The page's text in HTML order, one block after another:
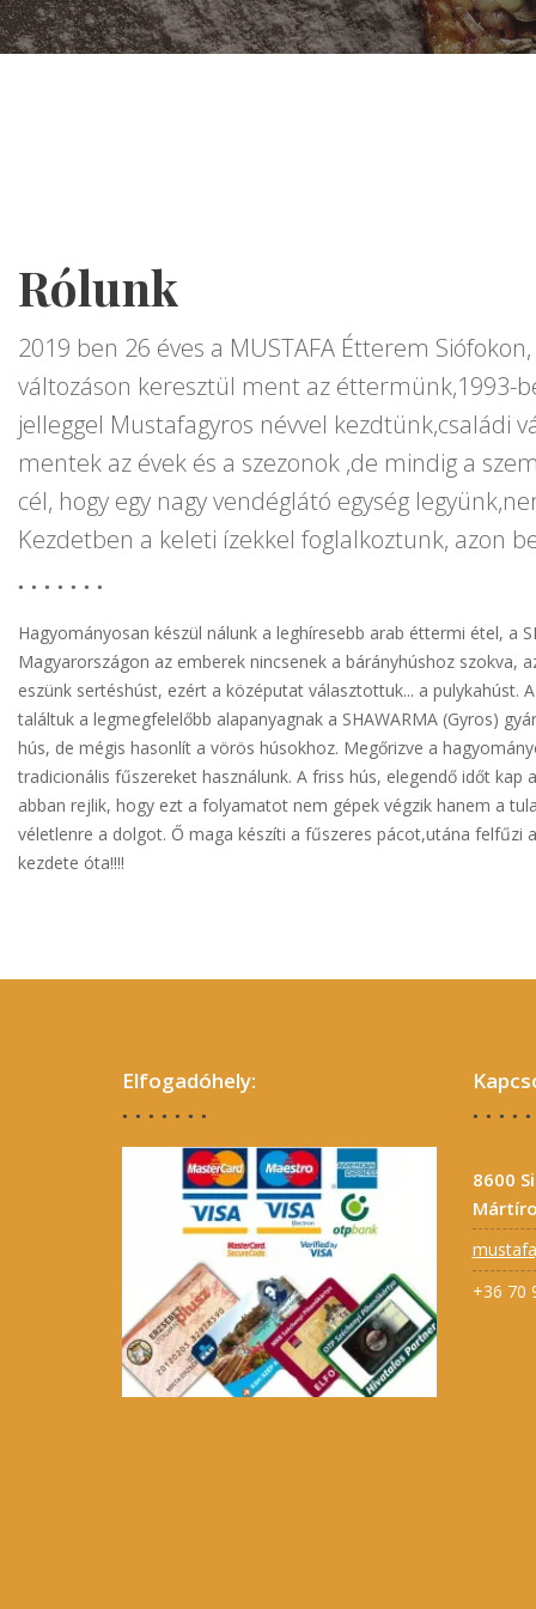
Rólunk
2019 ben 26 éves a MUSTAFA Étterem
változáson keresztül ment az éttermünk,1993-
jelleggel Mustafagyros névvel kezdtünk,családi
mentek az évek és a szezonok ,de mindig a
cél, hogy egy nagy vendéglátó egység
Kezdetben a keleti ízekkel foglalkoztunk, azon
Hagyományosan készül nálunk a leghíresebb arab éttermi étel, a
Magyarországon az emberek nincsenek a bárányhúshoz szokva,
eszünk sertéshúst, ezért a középutat választottuk... a pulykahúst.
találtuk a legmegfelelőbb alapanyagnak a SHAWARMA (Gyros)
hús, de mégis hasonlít a vörös húsokhoz. Megőrizve a
tradicionális fűszereket használunk. A friss hús, elegendő időt kap
abban rejlik, hogy ezt a folyamatot nem gépek végzik hanem a
véletlenre a dolgot. Ő maga készíti a fűszeres pácot,utána felfűzi
kezdete óta!!!!
Elfogadóhely:
8600
+36 70